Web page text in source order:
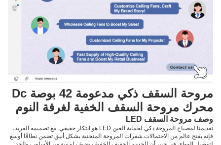
مروحة السقف ذكي مدعومة 42 بوصة Dc
محرك مروحة السقف الخفية لغرفة النوم
وصف مروحة السقف LED
تقديمنا لمصباح المروحة ذكي لحماية العين LED هو ابتكار حقيقي. مع تصميمه الفريد،
فإنه يفتح عالم من الاحتمالات.شفرات المروحة المنحنية بشكل أنيق تضمن نطاقًا أوسع